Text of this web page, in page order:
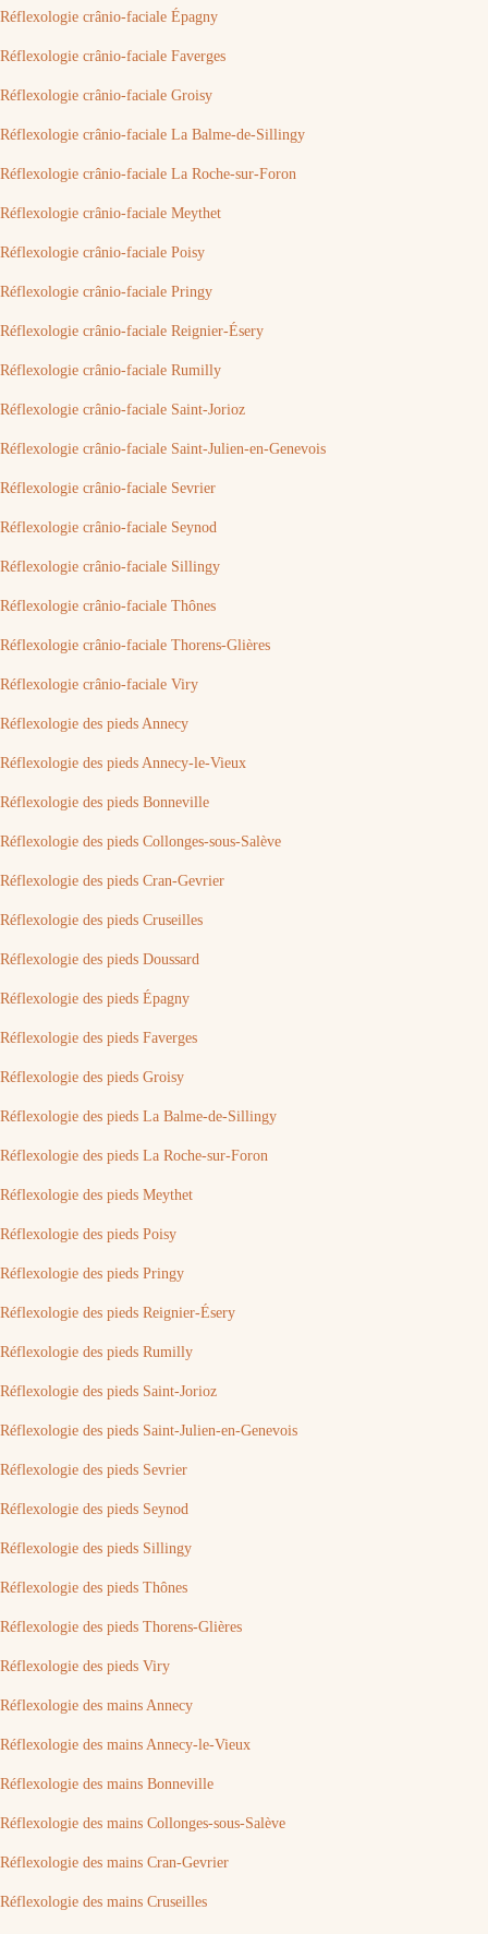
Réflexologie crânio-faciale Épagny
Réflexologie crânio-faciale Faverges
Réflexologie crânio-faciale Groisy
Réflexologie crânio-faciale La Balme-de-Sillingy
Réflexologie crânio-faciale La Roche-sur-Foron
Réflexologie crânio-faciale Meythet
Réflexologie crânio-faciale Poisy
Réflexologie crânio-faciale Pringy
Réflexologie crânio-faciale Reignier-Ésery
Réflexologie crânio-faciale Rumilly
Réflexologie crânio-faciale Saint-Jorioz
Réflexologie crânio-faciale Saint-Julien-en-Genevois
Réflexologie crânio-faciale Sevrier
Réflexologie crânio-faciale Seynod
Réflexologie crânio-faciale Sillingy
Réflexologie crânio-faciale Thônes
Réflexologie crânio-faciale Thorens-Glières
Réflexologie crânio-faciale Viry
Réflexologie des pieds Annecy
Réflexologie des pieds Annecy-le-Vieux
Réflexologie des pieds Bonneville
Réflexologie des pieds Collonges-sous-Salève
Réflexologie des pieds Cran-Gevrier
Réflexologie des pieds Cruseilles
Réflexologie des pieds Doussard
Réflexologie des pieds Épagny
Réflexologie des pieds Faverges
Réflexologie des pieds Groisy
Réflexologie des pieds La Balme-de-Sillingy
Réflexologie des pieds La Roche-sur-Foron
Réflexologie des pieds Meythet
Réflexologie des pieds Poisy
Réflexologie des pieds Pringy
Réflexologie des pieds Reignier-Ésery
Réflexologie des pieds Rumilly
Réflexologie des pieds Saint-Jorioz
Réflexologie des pieds Saint-Julien-en-Genevois
Réflexologie des pieds Sevrier
Réflexologie des pieds Seynod
Réflexologie des pieds Sillingy
Réflexologie des pieds Thônes
Réflexologie des pieds Thorens-Glières
Réflexologie des pieds Viry
Réflexologie des mains Annecy
Réflexologie des mains Annecy-le-Vieux
Réflexologie des mains Bonneville
Réflexologie des mains Collonges-sous-Salève
Réflexologie des mains Cran-Gevrier
Réflexologie des mains Cruseilles